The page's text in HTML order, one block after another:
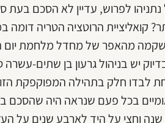
לפרוש, עדיין לא הסכם בעת
1974, זו שקמה מהאפר של מחדל מלחמת
יש בניהול גרעון בן שתים-
לבדו חלק בתהילה המפוקפקת
בכל פעם שנראה היה שהסכם
שנה וחצי על היד לארבע שנים על